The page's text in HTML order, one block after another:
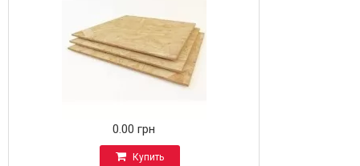
0.00 грн
Купить